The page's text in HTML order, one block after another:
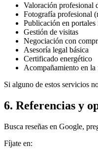
Valoración profesional
Fotografía profesional
Publicación en
Gestión de visitas
Negociación con
Asesoría legal básica
Certificado energético
Acompañamiento en la
Si alguno de estos servicios
6. Referencias y
Busca reseñas en Google,
Fíjate en: